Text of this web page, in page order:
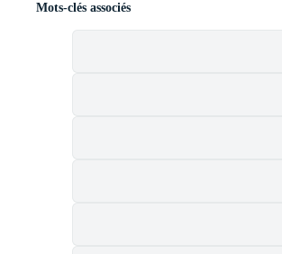
Mots-clés associés